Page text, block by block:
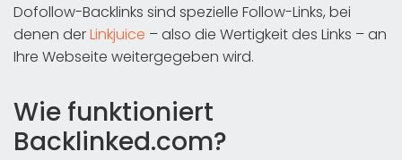
Dofollow-Backlinks sind spezielle Follow-Links, bei
denen derLinkjuice – also die Wertigkeit des Links – an
Ihre Webseite weitergegeben wird.
Wie funktioniert
Backlinked.com?